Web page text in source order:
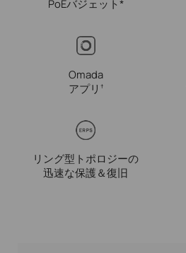
PoEバジェット*
Omada
アプリ †
リング型トポロジーの
迅速な保護＆復旧